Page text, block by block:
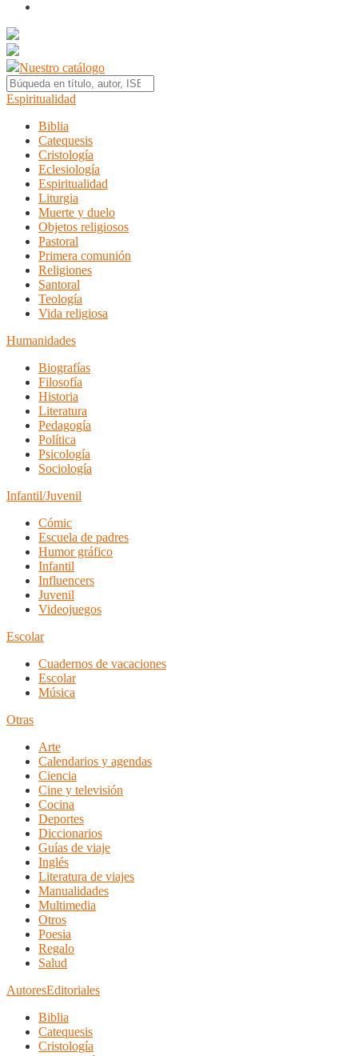
Nuestro catálogo
Espiritualidad
Biblia
Catequesis
Cristología
Eclesiología
Espiritualidad
Liturgia
Muerte y duelo
Objetos religiosos
Pastoral
Primera comunión
Religiones
Santoral
Teología
Vida religiosa
Humanidades
Biografías
Filosofía
Historia
Literatura
Pedagogía
Política
Psicología
Sociología
Infantil/Juvenil
Cómic
Escuela de padres
Humor gráfico
Infantil
Influencers
Juvenil
Videojuegos
Escolar
Cuadernos de vacaciones
Escolar
Música
Otras
Arte
Calendarios y agendas
Ciencia
Cine y televisión
Cocina
Deportes
Diccionarios
Guías de viaje
Inglés
Literatura de viajes
Manualidades
Multimedia
Otros
Poesia
Regalo
Salud
AutoresEditoriales
Biblia
Catequesis
Cristología